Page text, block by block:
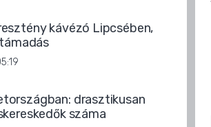
kávézó Lipcsében,
drasztikusan
száma